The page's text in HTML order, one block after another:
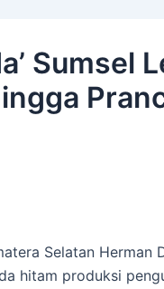
Sumsel
Selatan Herman
hitam produksi